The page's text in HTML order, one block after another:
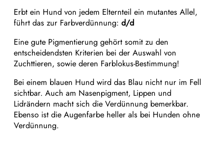
Erbt ein Hund von jedem Elternteil ein mutantes Allel,
führt das zur Farbverdünnung: d/d
Eine gute Pigmentierung gehört somit zu den
entscheidendsten Kriterien bei der Auswahl von
Zuchttieren, sowie deren Farblokus-Bestimmung!
Bei einem blauen Hund wird das Blau nicht nur im Fell
sichtbar. Auch am Nasenpigment, Lippen und
Lidrändern macht sich die Verdünnung bemerkbar.
Ebenso ist die Augenfarbe heller als bei Hunden ohne
Verdünnung.